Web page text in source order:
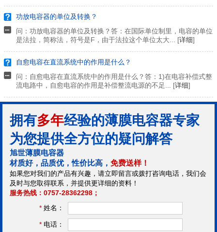
功放电容器的单位及转换？
问：功放电容器的单位及转换？答：在国际单位制里，电容的单位
是法拉，简称法，符号是F，由于法拉这个单位太大... [详细]
自愈电容在直流系统中的作用是什么？
问：自愈电容在直流系统中的作用是什么？答：1)在电容补偿式整
流电路中，自愈电容的作用是补偿整流电源的不足... [详细]
拥有多年经验的薄膜电容器专家
为您提供全方位的疑问解答
旭世薄膜电容器
材质好，品质优，性价比高， 免费送样！
如果您对我们的产品有兴趣，请立即留言或拨打咨询电话，我们会
及时与您取得联系，并提供更详细的资料！
服务热线：0757-28362298；
* 姓名：
* 电话：